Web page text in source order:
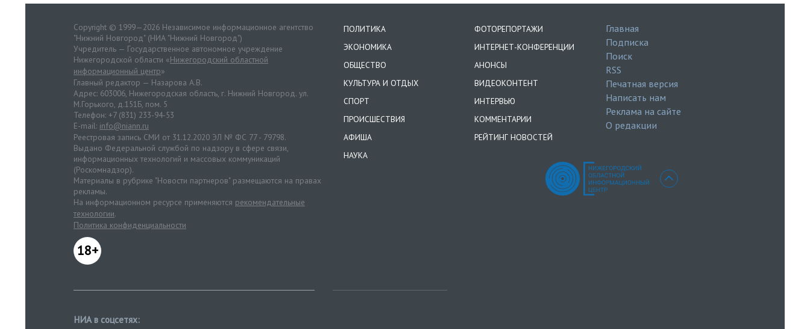
Copyright © 1999—2026 Независимое информационное агентство
"Нижний Новгород" (НИА "Нижний Новгород")
Учредитель — Государственное автономное учреждение
Нижегородской области «Нижегородский областной
информационный центр»
Главный редактор — Назарова А.В.
Адрес: 603006, Нижегородская область, г. Нижний Новгород. ул.
М.Горького, д.151Б, пом. 5
Телефон: +7 (831) 233-94-53
E-mail: info@niann.ru
Реестровая запись СМИ от 31.12.2020 ЭЛ № ФС 77 - 79798.
Выдано Федеральной службой по надзору в сфере связи,
информационных технологий и массовых коммуникаций
(Роскомнадзор).
Материалы в рубрике "Новости партнеров" размещаются на правах
рекламы.
На информационном ресурсе применяются рекомендательные
технологии.
Политика конфиденциальности
18+
ПОЛИТИКА
ЭКОНОМИКА
ОБЩЕСТВО
КУЛЬТУРА И ОТДЫХ
СПОРТ
ПРОИСШЕСТВИЯ
АФИША
НАУКА
ФОТОРЕПОРТАЖИ
ИНТЕРНЕТ-КОНФЕРЕНЦИИ
АНОНСЫ
ВИДЕОКОНТЕНТ
ИНТЕРВЬЮ
КОММЕНТАРИИ
РЕЙТИНГ НОВОСТЕЙ
Главная
Подписка
Поиск
RSS
Печатная версия
Написать нам
Реклама на сайте
О редакции
НИА в соцсетях: